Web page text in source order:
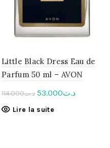
Little Black Dress Eau de
Parfum 50 ml – AVON
د.ت114.000
Le
prix
د.ت53.000
Le
Lire la suite